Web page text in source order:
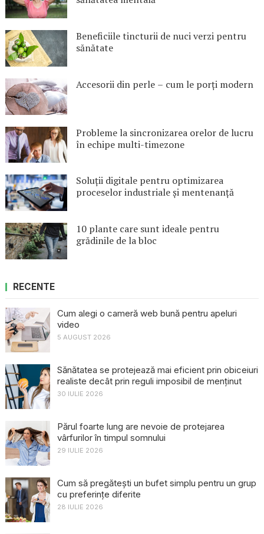
Beneficiile tincturii de nuci verzi pentru
sănătate
Accesorii din perle – cum le porți modern
Probleme la sincronizarea orelor de lucru
în echipe multi-timezone
Soluții digitale pentru optimizarea
proceselor industriale și mentenanță
10 plante care sunt ideale pentru
grădinile de la bloc
RECENTE
Cum alegi o cameră web bună pentru apeluri
video
5 AUGUST 2026
Sănătatea se protejează mai eficient prin obiceiuri
realiste decât prin reguli imposibil de menținut
30 IULIE 2026
Părul foarte lung are nevoie de protejarea
vârfurilor în timpul somnului
29 IULIE 2026
Cum să pregătești un bufet simplu pentru un grup
cu preferințe diferite
28 IULIE 2026